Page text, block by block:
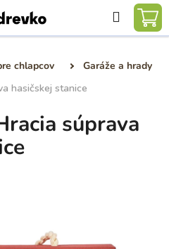
Hľadať
chlapcov
Garáže a hrady
hasičskej stanice
súprava